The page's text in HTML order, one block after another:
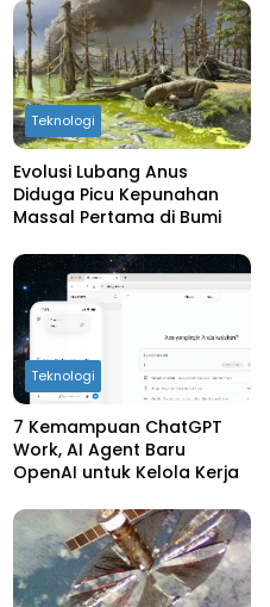
Teknologi
Evolusi Lubang Anus
Diduga Picu Kepunahan
Massal Pertama di Bumi
Teknologi
7 Kemampuan ChatGPT
Work, AI Agent Baru
OpenAI untuk Kelola Kerja